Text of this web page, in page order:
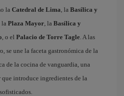
la Catedral de Lima , la Basílica y
, la Plaza Mayor , la Basílica y
, o el Palacio de Torre Tagle . A las
se une la faceta gastronómica de la
de la cocina de vanguardia, una
introduce ingredientes de la